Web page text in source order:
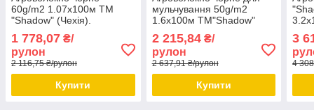
60g/m2 1.07x100м TM
"Shadow" (Чехія).
1 778,07 ₴/
рулон
2 116,75 ₴/рулон
Купити
мульчування 50g/m2
1.6х100м TM"Shadow"
2 215,84₴/
рулон
2 637,91 ₴/рулон
Купити
3
4